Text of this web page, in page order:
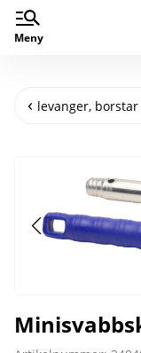
Meny
levanger,